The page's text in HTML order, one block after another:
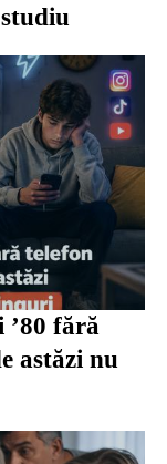
’80 fără
astăzi nu